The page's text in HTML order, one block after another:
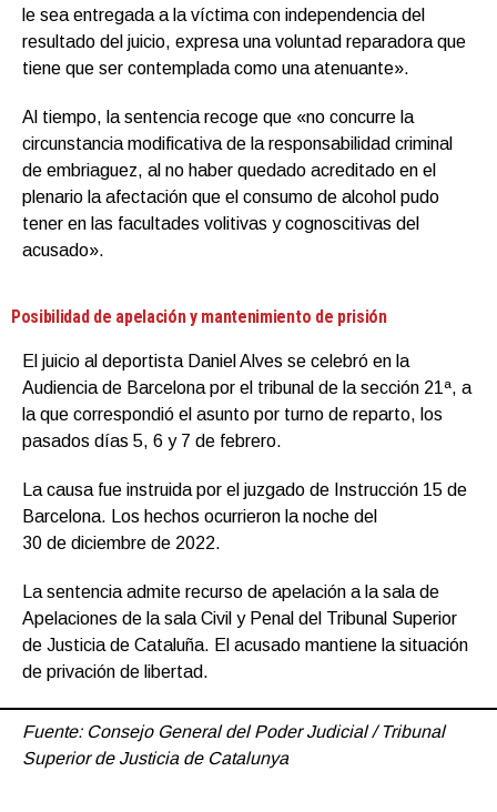
le sea entregada a la víctima con independencia del
resultado del juicio, expresa una voluntad reparadora que
tiene que ser contemplada como una atenuante».
Al tiempo, la sentencia recoge que «no concurre la
circunstancia modificativa de la responsabilidad criminal
de embriaguez, al no haber quedado acreditado en el
plenario la afectación que el consumo de alcohol pudo
tener en las facultades volitivas y cognoscitivas del
acusado».
Posibilidad de apelación y mantenimiento de prisión
El juicio al deportista Daniel Alves se celebró en la
Audiencia de Barcelona por el tribunal de la sección 21ª, a
la que correspondió el asunto por turno de reparto, los
pasados días 5, 6 y 7 de febrero.
La causa fue instruida por el juzgado de Instrucción 15 de
Barcelona. Los hechos ocurrieron la noche del
30 de diciembre de 2022.
La sentencia admite recurso de apelación a la sala de
Apelaciones de la sala Civil y Penal del Tribunal Superior
de Justicia de Cataluña. El acusado mantiene la situación
de privación de libertad.
Fuente: Consejo General del Poder Judicial / Tribunal
Superior de Justicia de Catalunya